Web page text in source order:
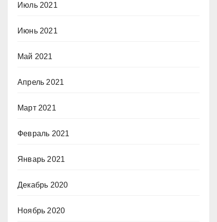
Июль 2021
Июнь 2021
Май 2021
Апрель 2021
Март 2021
Февраль 2021
Январь 2021
Декабрь 2020
Ноябрь 2020